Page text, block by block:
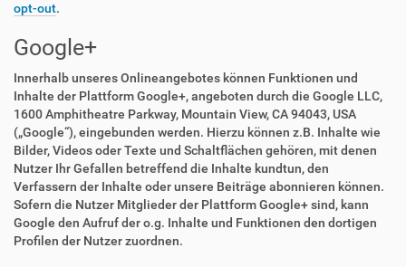
opt-out.
Google+
Innerhalb unseres Onlineangebotes können Funktionen und
Inhalte der Plattform Google+, angeboten durch die Google LLC,
1600 Amphitheatre Parkway, Mountain View, CA 94043, USA
(„Google“), eingebunden werden. Hierzu können z.B. Inhalte wie
Bilder, Videos oder Texte und Schaltflächen gehören, mit denen
Nutzer Ihr Gefallen betreffend die Inhalte kundtun, den
Verfassern der Inhalte oder unsere Beiträge abonnieren können.
Sofern die Nutzer Mitglieder der Plattform Google+ sind, kann
Google den Aufruf der o.g. Inhalte und Funktionen den dortigen
Profilen der Nutzer zuordnen.